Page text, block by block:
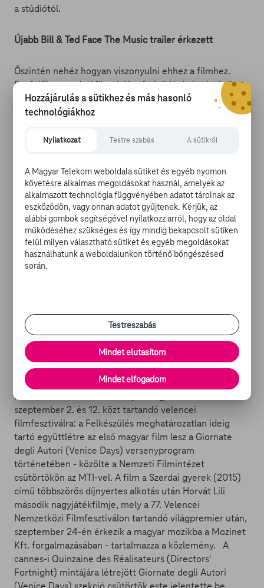
a stúdiótól.
Újabb Bill & Ted Face The Music trailer érkezett
Őszintén nehéz hogyan viszonyulni ehhez a filmhez.
Egyfelől az eredeti filmek jópofa felidézésének tűnik,
ami nagyon jó. Másfelől nagyon próbál olyan lenni, mint
azok a filmek voltak, csak még inkább olyan, szinte
lemoshatatlanul viselik magukon a kilencvenes évek
megidézése működik 2020-ban. Ráadásul nehéz nem
észrevenni, hogy mennyit öregedett mindenki. Azért
persze ne temessük a filmet, mert lesz itt rengeteg
történés, időutazás és újra felbukkan a halál is.
It’s time to save the world, dudes! Keanu
Reeves and Alex@Winterreturn in the all-
new trailer for Bill & Ted Face the Music,
— Bill & Ted 3 (@BillandTed3)July 23, 2020
Idén is lesz magyar film a velencei filmfesztiválon
Horvát Lili rendező mozifilmjét meghívták az idén
szeptember 2. és 12. közt tartandó velencei
filmfesztiválra: a Felkészülés meghatározatlan ideig
tartó együttlétre az első magyar film lesz a Giornate
degli Autori (Venice Days) versenyprogram
történetében - közölte a Nemzeti Filmintézet
csütörtökön az MTI-vel. A film a Szerdai gyerek (2015)
című többszörös díjnyertes alkotás után Horvát Lili
második nagyjátékfilmje, mely a 77. Velencei
Nemzetközi Filmfesztiválon tartandó világpremier után,
szeptember 24-én érkezik a magyar mozikba a Mozinet
Kft. forgalmazásában - tartalmazza a közlemény. A
cannes-i Quinzaine des Réalisateurs (Directors'
Fortnight) mintájára létrejött Giornate degli Autori
Hozzájárulás a sütikhez és más hasonló
technológiákhoz
Nyilatkozat Testre szabás A sütikről
A Magyar Telekom weboldala sütiket és egyéb nyomon
követésre alkalmas megoldásokat használ, amelyek az
alkalmazott technológia függvényében adatot tárolnak az
eszközödön, vagy onnan adatot gyűjtenek. Kérjük, az
alábbi gombok segítségével nyilatkozz arról, hogy az oldal
működéséhez szükséges és így mindig bekapcsolt sütiken
felül milyen választható sütiket és egyéb megoldásokat
használhatunk a weboldalunkon történő böngészésed
során.
Testreszabás
Mindet elutasítom
Mindet elfogadom